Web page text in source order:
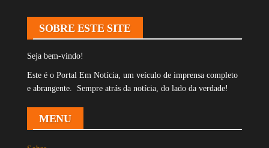
SOBRE ESTE SITE
Seja bem-vindo!
Este é o Portal Em Notícia, um veículo de imprensa completo
e abrangente. Sempre atrás da notícia, do lado da verdade!
MENU